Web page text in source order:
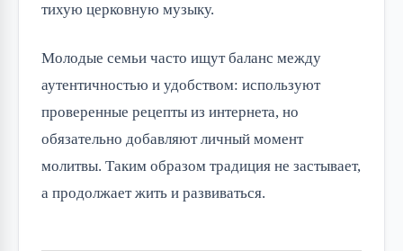
тихую церковную музыку.
Молодые семьи часто ищут баланс между
аутентичностью и удобством: используют
проверенные рецепты из интернета, но
обязательно добавляют личный момент
молитвы. Таким образом традиция не застывает,
а продолжает жить и развиваться.